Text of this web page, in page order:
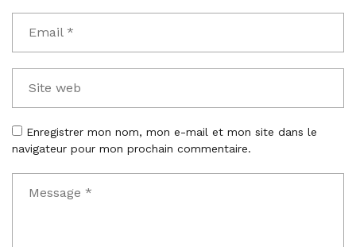
Enregistrer mon nom, mon e-mail et mon site dans le
navigateur pour mon prochain commentaire.